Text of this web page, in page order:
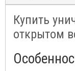
Купить
открытом